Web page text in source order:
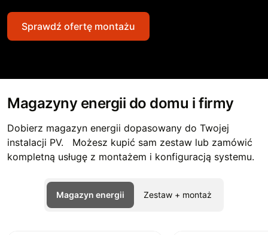
Sprawdź ofertę montażu
Magazyny energii do domu i firmy
Dobierz magazyn energii dopasowany do Twojej
instalacji PV. Możesz kupić sam zestaw lub zamówić
kompletną usługę z montażem i konfiguracją systemu.
Magazyn energii Zestaw + montaż